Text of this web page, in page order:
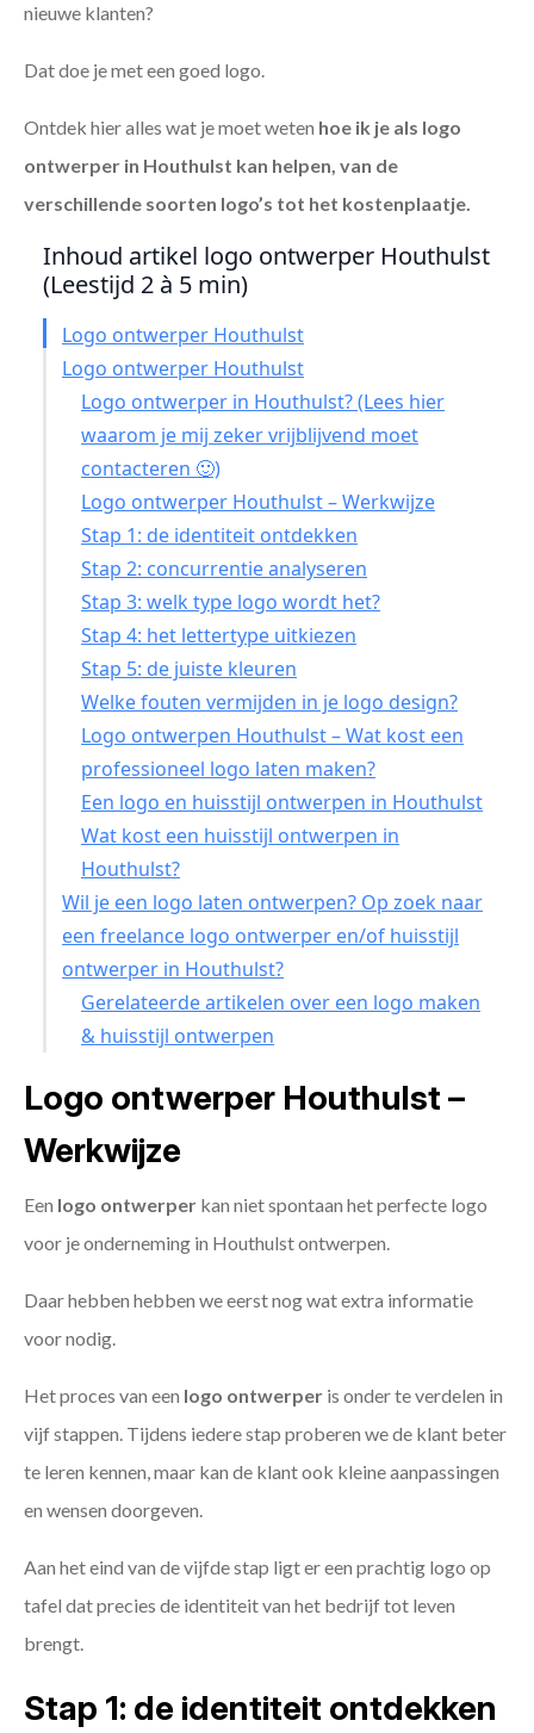
nieuwe klanten?
Dat doe je met een goed logo.
Ontdek hier alles wat je moet weten hoe ik je als logo
ontwerper in Houthulst kan helpen, van de
verschillende soorten logo’s tot het kostenplaatje.
Inhoud artikel logo ontwerper Houthulst
(Leestijd 2 à 5 min)
Logo ontwerper Houthulst
Logo ontwerper Houthulst
Logo ontwerper in Houthulst? (Lees hier
waarom je mij zeker vrijblijvend moet
contacteren 🙂)
Logo ontwerper Houthulst – Werkwijze
Stap 1: de identiteit ontdekken
Stap 2: concurrentie analyseren
Stap 3: welk type logo wordt het?
Stap 4: het lettertype uitkiezen
Stap 5: de juiste kleuren
Welke fouten vermijden in je logo design?
Logo ontwerpen Houthulst – Wat kost een
professioneel logo laten maken?
Een logo en huisstijl ontwerpen in Houthulst
Wat kost een huisstijl ontwerpen in
Houthulst?
Wil je een logo laten ontwerpen? Op zoek naar
een freelance logo ontwerper en/of huisstijl
ontwerper in Houthulst?
Gerelateerde artikelen over een logo maken
& huisstijl ontwerpen
Logo ontwerper Houthulst –
Werkwijze
Een logo ontwerper kan niet spontaan het perfecte logo
voor je onderneming in Houthulst ontwerpen.
Daar hebben hebben we eerst nog wat extra informatie
voor nodig.
Het proces van een logo ontwerper is onder te verdelen in
vijf stappen. Tijdens iedere stap proberen we de klant beter
te leren kennen, maar kan de klant ook kleine aanpassingen
en wensen doorgeven.
Aan het eind van de vijfde stap ligt er een prachtig logo op
tafel dat precies de identiteit van het bedrijf tot leven
brengt.
Stap 1: de identiteit ontdekken